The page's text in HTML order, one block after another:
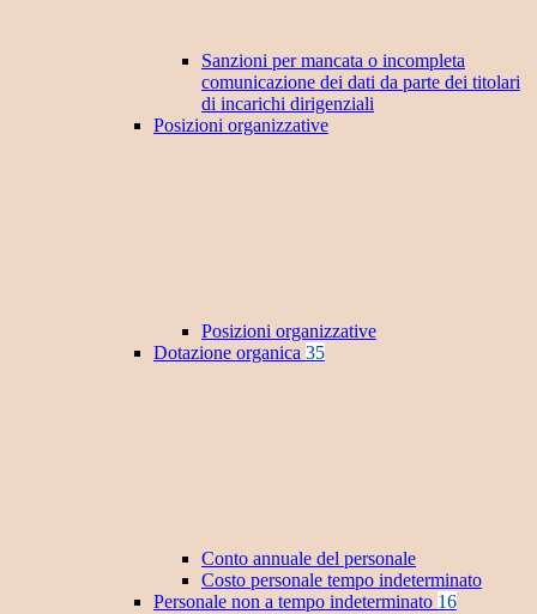
Sanzioni per mancata o incompleta
comunicazione dei dati da parte dei titolari
di incarichi dirigenziali
Posizioni organizzative
Posizioni organizzative
Dotazione organica 35
Conto annuale del personale
Costo personale tempo indeterminato
Personale non a tempo indeterminato 16